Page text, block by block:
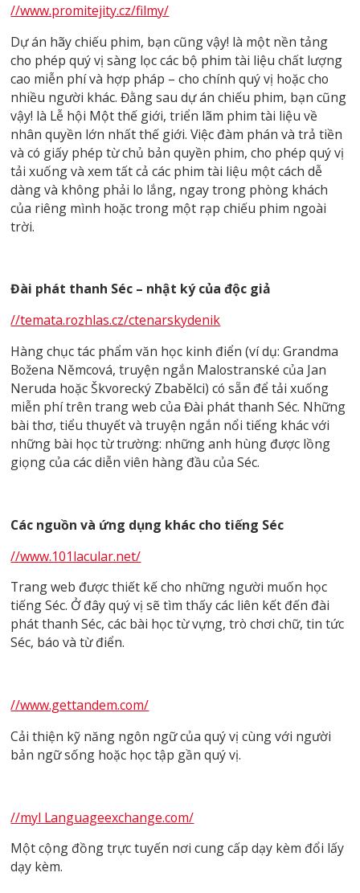
//www.promitejity.cz/filmy/
Dự án hãy chiếu phim, bạn cũng vậy! là một nền tảng
cho phép quý vị sàng lọc các bộ phim tài liệu chất lượng
cao miễn phí và hợp pháp – cho chính quý vị hoặc cho
nhiều người khác. Đằng sau dự án chiếu phim, bạn cũng
vậy! là Lễ hội Một thế giới, triển lãm phim tài liệu về
nhân quyền lớn nhất thế giới. Việc đàm phán và trả tiền
và có giấy phép từ chủ bản quyền phim, cho phép quý vị
tải xuống và xem tất cả các phim tài liệu một cách dễ
dàng và không phải lo lắng, ngay trong phòng khách
của riêng mình hoặc trong một rạp chiếu phim ngoài
trời.
Đài phát thanh Séc – nhật ký của độc giả
//temata.rozhlas.cz/ctenarskydenik
Hàng chục tác phẩm văn học kinh điển (ví dụ: Grandma
Božena Němcová, truyện ngắn Malostranské của Jan
Neruda hoặc Škvorecký Zbabělci) có sẵn để tải xuống
miễn phí trên trang web của Đài phát thanh Séc. Những
bài thơ, tiểu thuyết và truyện ngắn nổi tiếng khác với
những bài học từ trường: những anh hùng được lồng
giọng của các diễn viên hàng đầu của Séc.
Các nguồn và ứng dụng khác cho tiếng Séc
//www.101lacular.net/
Trang web được thiết kế cho những người muốn học
tiếng Séc. Ở đây quý vị sẽ tìm thấy các liên kết đến đài
phát thanh Séc, các bài học từ vựng, trò chơi chữ, tin tức
Séc, báo và từ điển.
//www.gettandem.com/
Cải thiện kỹ năng ngôn ngữ của quý vị cùng với người
bản ngữ sống hoặc học tập gần quý vị.
//myl Languageexchange.com/
Một cộng đồng trực tuyến nơi cung cấp dạy kèm đổi lấy
dạy kèm.